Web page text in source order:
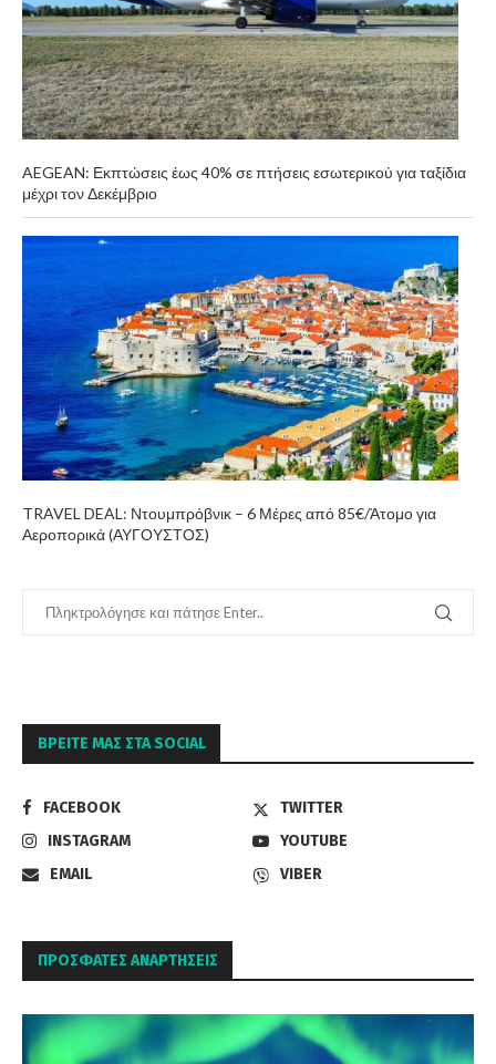
AEGEAN: Εκπτώσεις έως 40% σε πτήσεις εσωτερικού για ταξίδια
μέχρι τον Δεκέμβριο
TRAVEL DEAL: Ντουμπρόβνικ – 6 Μέρες από 85€/Άτομο για
Αεροπορικά (ΑΥΓΟΥΣΤΟΣ)
ΒΡΕΊΤΕ ΜΑΣ ΣΤΑ SOCIAL
FACEBOOK
TWITTER
INSTAGRAM
YOUTUBE
EMAIL
VIBER
ΠΡΌΣΦΑΤΕΣ ΑΝΑΡΤΉΣΕΙΣ